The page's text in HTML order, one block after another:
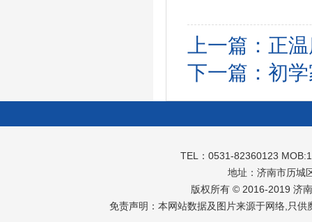
上一篇： 正
下一篇： 初
TEL：0531-82360123
地址：济南市历城
版权所有 © 2016-2019 济
免责声明：本网站数据及图片来源于网络,只